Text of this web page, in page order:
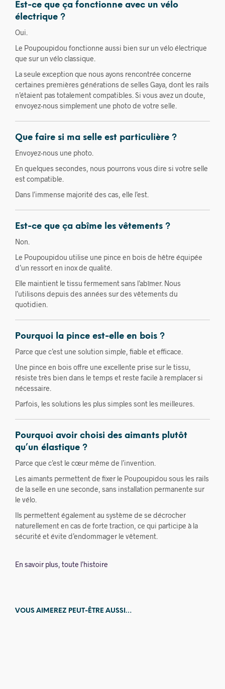
Est-ce que ça fonctionne avec un vélo
électrique ?
Oui.
Le Poupoupidou fonctionne aussi bien sur un vélo électrique
que sur un vélo classique.
La seule exception que nous ayons rencontrée concerne
certaines premières générations de selles Gaya, dont les rails
n’étaient pas totalement compatibles. Si vous avez un doute,
envoyez-nous simplement une photo de votre selle.
Que faire si ma selle est particulière ?
Envoyez-nous une photo.
En quelques secondes, nous pourrons vous dire si votre selle
est compatible.
Dans l’immense majorité des cas, elle l’est.
Est-ce que ça abîme les vêtements ?
Non.
Le Poupoupidou utilise une pince en bois de hêtre équipée
d’un ressort en inox de qualité.
Elle maintient le tissu fermement sans l’abîmer. Nous
l’utilisons depuis des années sur des vêtements du
quotidien.
Pourquoi la pince est-elle en bois ?
Parce que c’est une solution simple, fiable et efficace.
Une pince en bois offre une excellente prise sur le tissu,
résiste très bien dans le temps et reste facile à remplacer si
nécessaire.
Parfois, les solutions les plus simples sont les meilleures.
Pourquoi avoir choisi des aimants plutôt
qu’un élastique ?
Parce que c’est le cœur même de l’invention.
Les aimants permettent de fixer le Poupoupidou sous les rails
de la selle en une seconde, sans installation permanente sur
le vélo.
Ils permettent également au système de se décrocher
naturellement en cas de forte traction, ce qui participe à la
sécurité et évite d’endommager le vêtement.
En savoir plus, toute l’histoire
VOUS AIMEREZ PEUT-ÊTRE AUSSI…